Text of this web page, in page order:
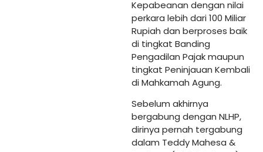
Kepabeanan dengan nilai
perkara lebih dari 100 Miliar
Rupiah dan berproses baik
di tingkat Banding
Pengadilan Pajak maupun
tingkat Peninjauan Kembali
di Mahkamah Agung.
Sebelum akhirnya
bergabung dengan NLHP,
dirinya pernah tergabung
dalam Teddy Mahesa &